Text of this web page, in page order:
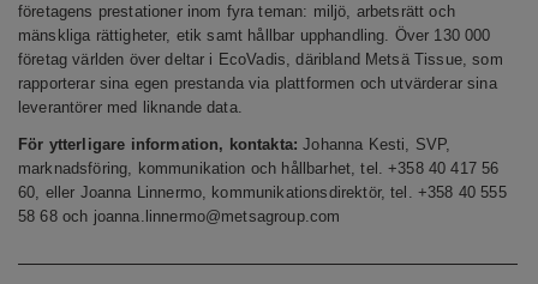
företagens prestationer inom fyra teman: miljö, arbetsrätt och
mänskliga rättigheter, etik samt hållbar upphandling. Över 130 000
företag världen över deltar i EcoVadis, däribland Metsä Tissue, som
rapporterar sina egen prestanda via plattformen och utvärderar sina
leverantörer med liknande data.
För ytterligare information, kontakta: Johanna Kesti, SVP,
marknadsföring, kommunikation och hållbarhet, tel. +358 40 417 56
60, eller Joanna Linnermo, kommunikationsdirektör, tel. +358 40 555
58 68 och joanna.linnermo@metsagroup.com